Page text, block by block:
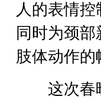
人的表情
同时为颈
肢体动作的
这次春晚